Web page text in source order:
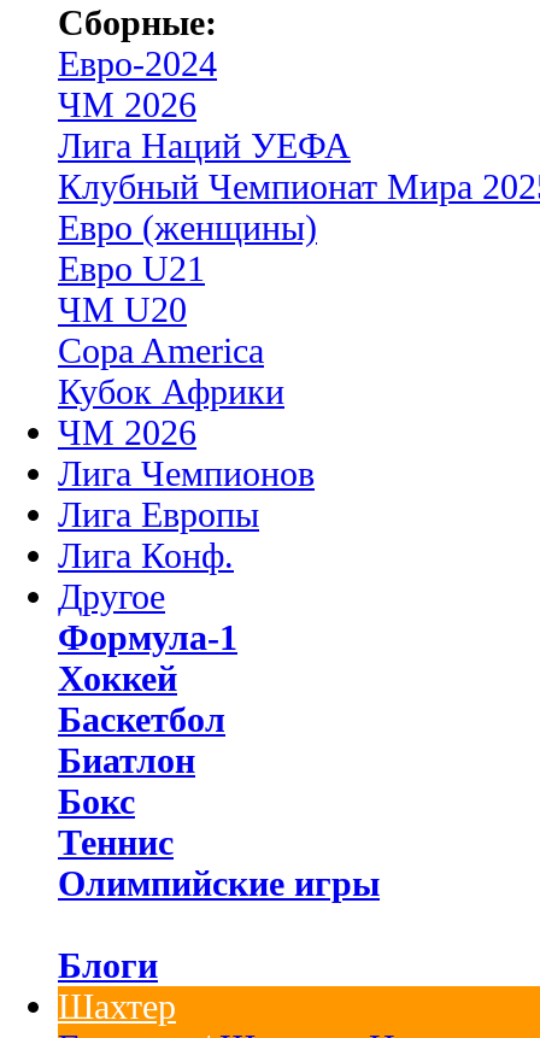
Сборные:
Евро-2024
ЧМ 2026
Лига Наций УЕФА
Клубный Чемпионат Мира
Евро (женщины)
Евро U21
ЧМ U20
Copa America
Кубок Африки
ЧМ 2026
Лига Чемпионов
Лига Европы
Лига Конф.
Другое
Формула-1
Хоккей
Баскетбол
Биатлон
Бокс
Теннис
Олимпийские игры
Блоги
Шахтер